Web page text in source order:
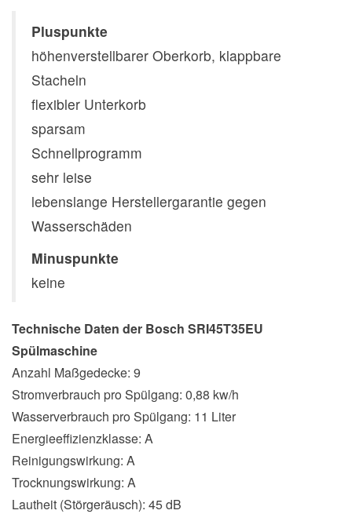
Pluspunkte
höhenverstellbarer Oberkorb, klappbare
Stacheln
flexibler Unterkorb
sparsam
Schnellprogramm
sehr leise
lebenslange Herstellergarantie gegen
Wasserschäden
Minuspunkte
keine
Technische Daten der Bosch SRI45T35EU
Spülmaschine
Anzahl Maßgedecke: 9
Stromverbrauch pro Spülgang: 0,88 kw/h
Wasserverbrauch pro Spülgang: 11 Liter
Energieeffizienzklasse: A
Reinigungswirkung: A
Trocknungswirkung: A
Lautheit (Störgeräusch): 45 dB